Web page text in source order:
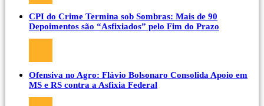
CPI do Crime Termina sob Sombras: Mais de 90
Depoimentos são “Asfixiados” pelo Fim do Prazo
Ofensiva no Agro: Flávio Bolsonaro Consolida Apoio em
MS e RS contra a Asfixia Federal